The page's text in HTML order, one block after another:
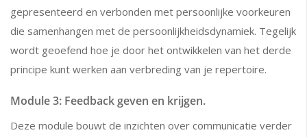
gepresenteerd en verbonden met persoonlijke voorkeuren
die samenhangen met de persoonlijkheidsdynamiek. Tegelijk
wordt geoefend hoe je door het ontwikkelen van het derde
principe kunt werken aan verbreding van je repertoire.
Module 3: Feedback geven en krijgen.
Deze module bouwt de inzichten over communicatie verder